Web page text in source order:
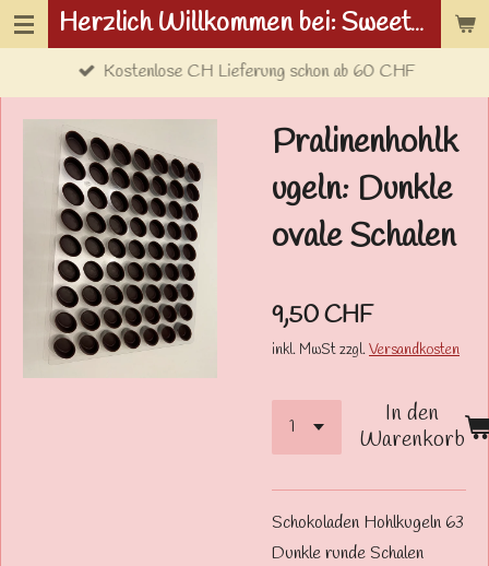
Zum
Herzlich Willkommen bei: Sweetwolf.ch
Kostenlose CH Lieferung schon ab 60 CHF
Pralinenhohlk
ugeln: Dunkle
ovale Schalen
9,50 CHF
inkl. MwSt zzgl.Versandkosten
In den
Warenkorb
Schokoladen Hohlkugeln 63
Dunkle runde Schalen